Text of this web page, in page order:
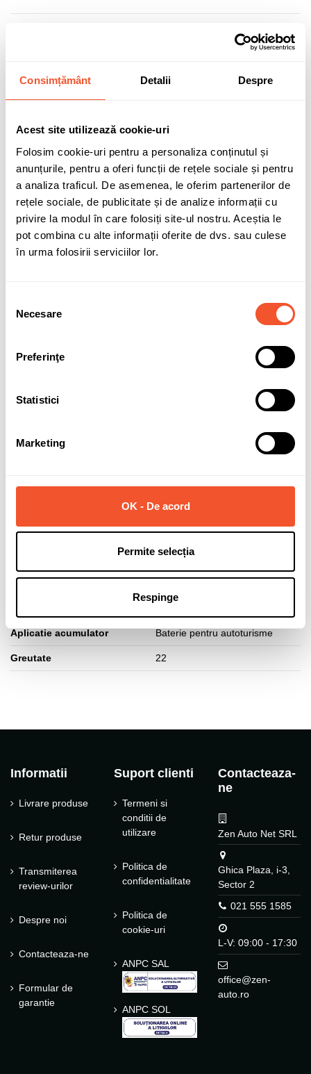
Consimțământ Detalii Despre
Acest site utilizează cookie-uri
Folosim cookie-uri pentru a personaliza conținutul și
anunțurile, pentru a oferi funcții de rețele sociale și pentru
a analiza traficul. De asemenea, le oferim partenerilor de
rețele sociale, de publicitate și de analize informații cu
privire la modul în care folosiți site-ul nostru. Aceștia le
pot combina cu alte informații oferite de dvs. sau culese
în urma folosirii serviciilor lor.
consimțământului
Necesare
Preferinţe
Statistici
Marketing
OK - De acord
Permite selecția
Respinge
compatibilitate-SMF017
Sunt de acord cupolitica de confidentialitatea datelor cu
caracter personal.
Detalii ale produsului
Normala (dreapta +)
Lungime acumulator (mm) 353
Latime acumulator (mm) 175
Inaltime acumulator (mm)
Aplicatie acumulator Baterie pentru autoturisme
Greutate 22
Informatii
Livrare produse
Retur produse
Transmiterea
review-urilor
Despre noi
Contacteaza-ne
Formular de
garantie
Suport clienti
Termeni si
conditii de
utilizare
Politica de
confidentialitate
Politica de
cookie-uri
ANPC SAL
ANPC SOL
Contacteaza-
ne
Zen Auto Net SRL
Ghica Plaza, i-3,
Sector 2
021 555 1585
L-V: 09:00 - 17:30
office@zen-
auto.ro